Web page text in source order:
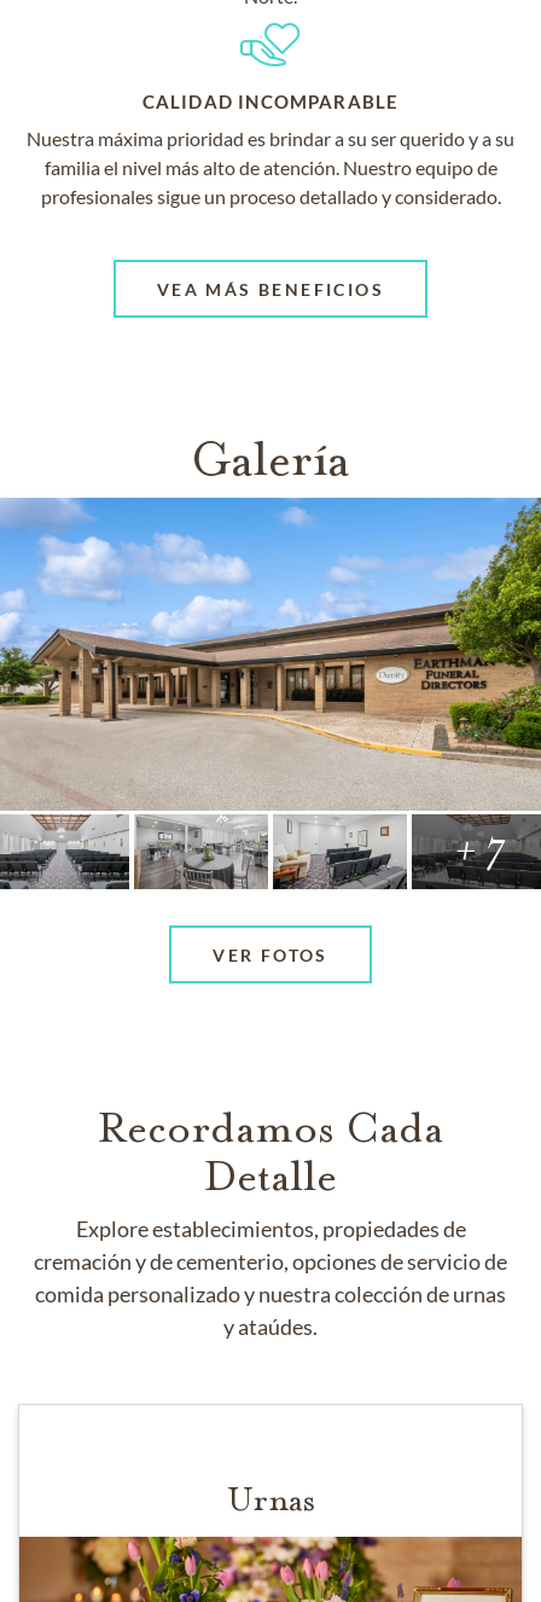
CALIDAD INCOMPARABLE
Nuestra máxima prioridad es brindar a su ser querido y a su
familia el nivel más alto de atención. Nuestro equipo de
profesionales sigue un proceso detallado y considerado.
VEA MÁS BENEFICIOS
Galería
+ 7
VER FOTOS
Recordamos Cada
Detalle
Explore establecimientos, propiedades de
cremación y de cementerio, opciones de servicio de
comida personalizado y nuestra colección de urnas
y ataúdes.
Urnas